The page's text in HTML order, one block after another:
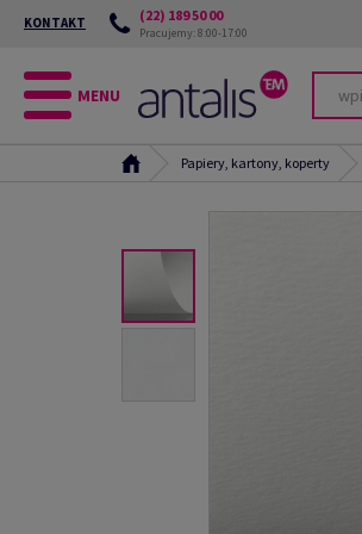
KONTAKT (22) 189 50 00
Pracujemy: 8:00-17:00
MENU
Papiery, kartony, koperty